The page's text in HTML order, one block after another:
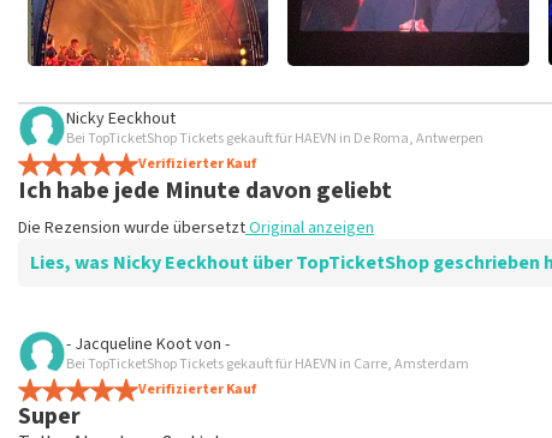
Nicky Eeckhout
Bei TopTicketShop Tickets gekauft für HAEVN in De Roma, Antwerpen
Verifizierter Kauf
Ich habe jede Minute davon geliebt
Die Rezension wurde übersetztOriginal anzeigen
Lies, was Nicky Eeckhout über TopTicketShop geschrieben
Bewertung von Nicky Eeckhout über
Seltsam
Die Tickets waren auf den Namen einer unbekannten Person
Die Rezension wurde übersetzt
- Jacqueline Kootvon -
Bei TopTicketShop Tickets gekauft für HAEVN in Carre, Amsterdam
Verifizierter Kauf
Super